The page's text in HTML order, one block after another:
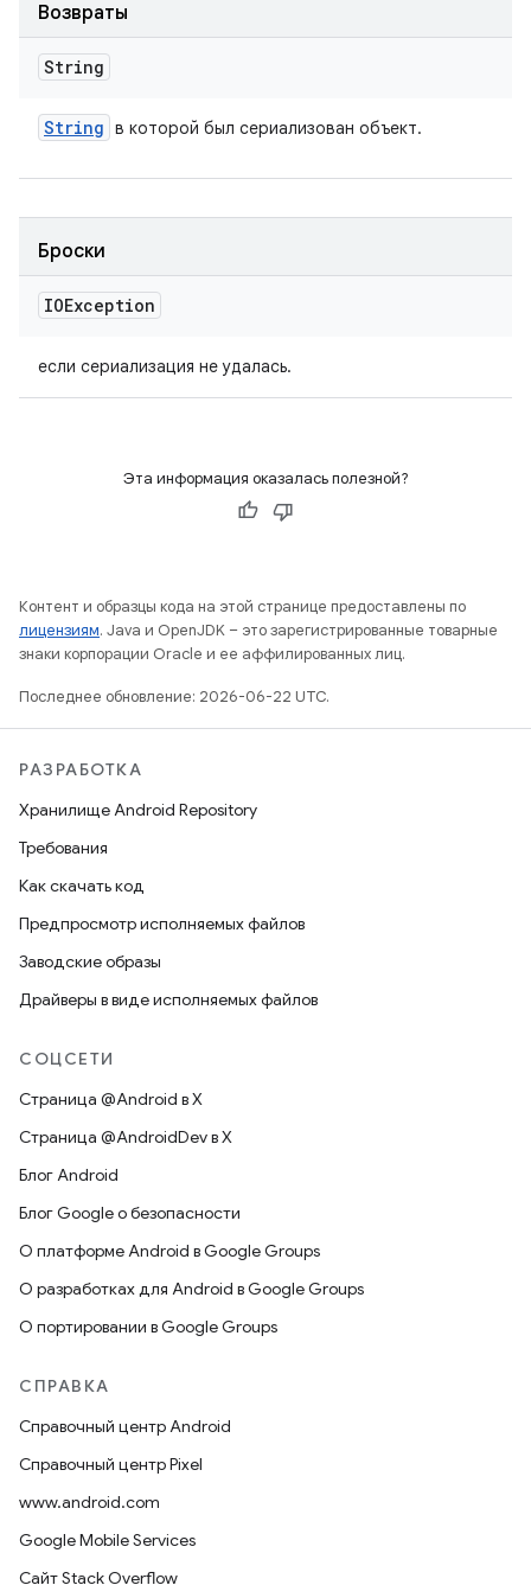
Возвраты
String
String в которой был сериализован объект.
Броски
IOException
если сериализация не удалась.
Эта информация оказалась полезной?
Контент и образцы кода на этой странице предоставлены по
лицензиям. Java и OpenJDK – это зарегистрированные товарные
знаки корпорации Oracle и ее аффилированных лиц.
Последнее обновление: 2026-06-22 UTC.
РАЗРАБОТКА
Хранилище Android Repository
Требования
Как скачать код
Предпросмотр исполняемых файлов
Заводские образы
Драйверы в виде исполняемых файлов
СОЦСЕТИ
Страница @Android в X
Страница @AndroidDev в X
Блог Android
Блог Google о безопасности
О платформе Android в Google Groups
О разработках для Android в Google Groups
О портировании в Google Groups
СПРАВКА
Справочный центр Android
Справочный центр Pixel
www.android.com
Google Mobile Services
Сайт Stack Overflow